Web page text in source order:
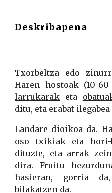
Deskribapena
Txorbeltza edo
Haren hostoak (10-
larrukarak eta
ditu, eta erabat ilegabea
Landare dioikoa da.
oso txikiak eta hori-
dituzte, eta arrak
dira.Fruitu
hasieran, gorria
bilakatzen da.